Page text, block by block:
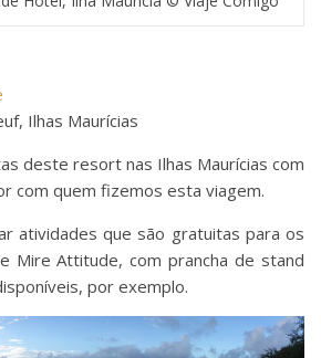
Ilhas Maurícias
deste resort nas Ilhas Maurícias com
com quem fizemos esta viagem.
atividades que são gratuitas para os
Mire Attitude, com prancha de stand
por exemplo.